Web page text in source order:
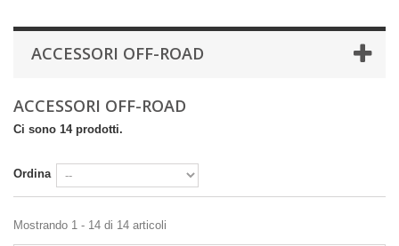
ACCESSORI OFF-ROAD
ACCESSORI OFF-ROAD
Ci sono 14 prodotti.
Ordina
Mostrando 1 - 14 di 14 articoli